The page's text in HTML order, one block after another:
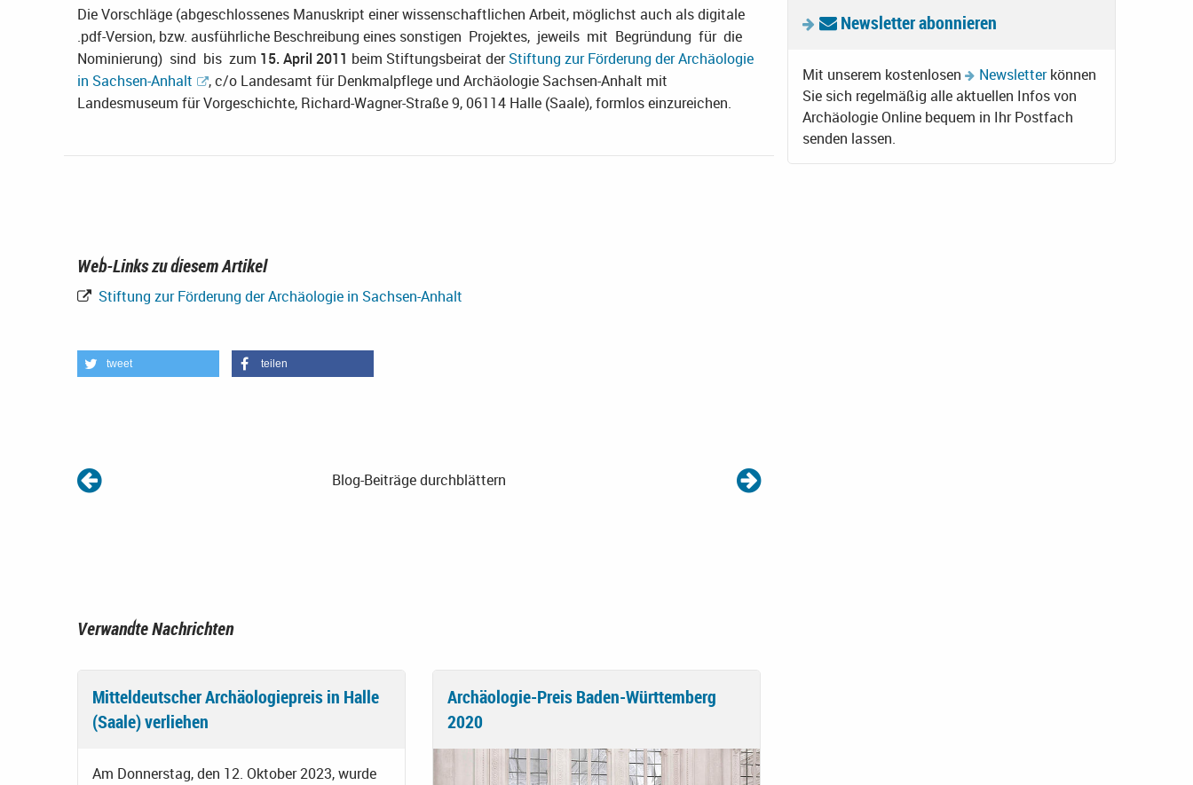
Die Vorschläge (abgeschlossenes Manuskript einer wissenschaftlichen Arbeit, möglichst auch als digitale
.pdf-Version, bzw. ausführliche Beschreibung eines sonstigen Projektes, jeweils mit Begründung für die
Nominierung) sind bis zum 15. April 2011 beim Stiftungsbeirat derStiftung zur Förderung der Archäologie
in Sachsen-Anhalt
, c/o Landesamt für Denkmalpflege und Archäologie Sachsen-Anhalt mit
Landesmuseum für Vorgeschichte, Richard-Wagner-Straße 9, 06114 Halle (Saale), formlos einzureichen.
Web-Links zu diesem Artikel
Stiftung zur Förderung der Archäologie in Sachsen-Anhalt
tweet teilen
Blog-Beiträge durchblättern
Verwandte Nachrichten
Mitteldeutscher Archäologiepreis in Halle
(Saale) verliehen
Am Donnerstag, den 12. Oktober 2023, wurde
Archäologie-Preis Baden-Württemberg
2020
Newsletter abonnieren
Mit unserem kostenlosen Newsletterkönnen
Sie sich regelmäßig alle aktuellen Infos von
Archäologie Online bequem in Ihr Postfach
senden lassen.